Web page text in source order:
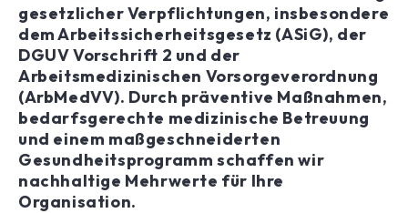
Standorte
Kontakt
gesetzlicher Verpflichtungen, insbesondere
dem Arbeitssicherheitsgesetz (ASiG), der
DGUV Vorschrift 2 und der
Arbeitsmedizinischen Vorsorgeverordnung
(ArbMedVV). Durch präventive Maßnahmen,
bedarfsgerechte medizinische Betreuung
und einem maßgeschneiderten
Gesundheitsprogramm schaffen wir
nachhaltige Mehrwerte für Ihre
Organisation.